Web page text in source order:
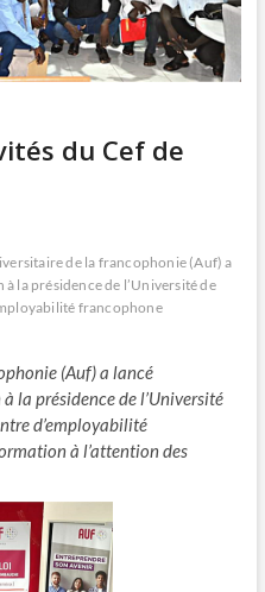
du Cef de
de la francophonie (Auf) a
la présidence de l’Université de
francophone
(Auf) a lancé
la présidence de l’Université
d’employabilité
à l’attention des